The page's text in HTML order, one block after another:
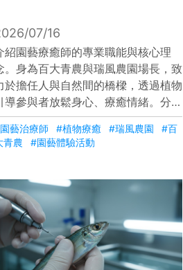
07/16
紹園藝療癒師的專業職能與核心理
。身為百大青農與瑞風農園場長，致
於擔任人與自然間的橋樑，透過植物
導參與者放鬆身心、療癒情緒。分享
與伊甸基金會合作的成功案例，展示
藝如何轉化為社會價值，強調在照顧
物的過程中，人們也能學會如何照顧
的媒介。
藝治療師 #植物療癒 #瑞風農園
#百
青農
#園藝體驗活動